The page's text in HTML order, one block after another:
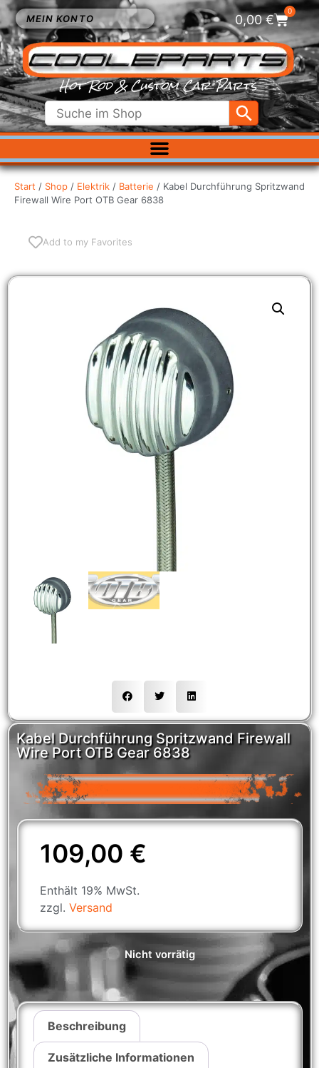
MEIN KONTO 0,00€
0
Hot Rod & Custom Car Parts
ELEKTRIK
EXTERIEUR
FAHRWERK
KÜHLUNG
MOTOR
SALE %
NEW
HOT
Start / Shop / Elektrik / Batterie / Kabel Durchführung Spritzwand
Firewall Wire Port OTB Gear 6838
Add to my Favorites
Kabel Durchführung Spritzwand Firewall
Wire Port OTB Gear 6838
109,00 €
Enthält 19% MwSt.
zzgl. Versand
Nicht vorrätig
Beschreibung
Zusätzliche Informationen